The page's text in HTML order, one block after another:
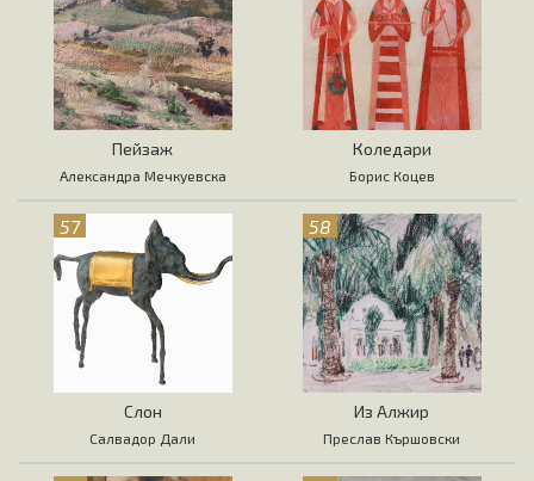
Пейзаж
Александра Мечкуевска
Коледари
Борис Коцев
57
Слон
Салвадор Дали
58
Из Алжир
Преслав Кършовски